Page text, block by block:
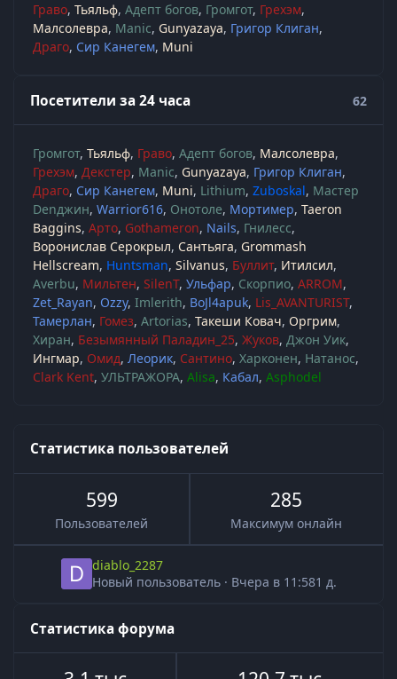
Граво Тьяльф Адепт богов Громгот Грехэм
Малсолевра Manic Gunyazaya Григор Клиган
Драго Сир Канегем Muni
Посетители за 24 часа 62
Громгот Тьяльф Граво Адепт богов Малсолевра
Грехэм Декстер Manic Gunyazaya Григор Клиган
Драго Сир Канегем Muni Lithium Zuboskal Мастер
Denджин Warrior616 Онотоле Мортимер Taeron
Baggins Арто Gothameron Nails Гнилесс
Воронислав Серокрыл Сантьяга Grommash
Hellscream Huntsman Silvanus Буллит Итилсил
Averbu Мильтен SilenT Ульфар Скорпио ARROM
Zet_Rayan Ozzy Imlerith BoJl4apuk Lis_AVANTURIST
Тамерлан Гомез Artorias Такеши Ковач Оргрим
Хиран Безымянный Паладин_25 Жуков Джон Уик
Ингмар Омид Леорик Сантино Харконен Натанос
Clark Kent УЛЬТРАЖОРА Alisa Кабал Asphodel
Статистика пользователей
599
Пользователей
285
Максимум онлайн
diablo_2287
Новый пользователь · Вчера в 11:581 д.
Статистика форума